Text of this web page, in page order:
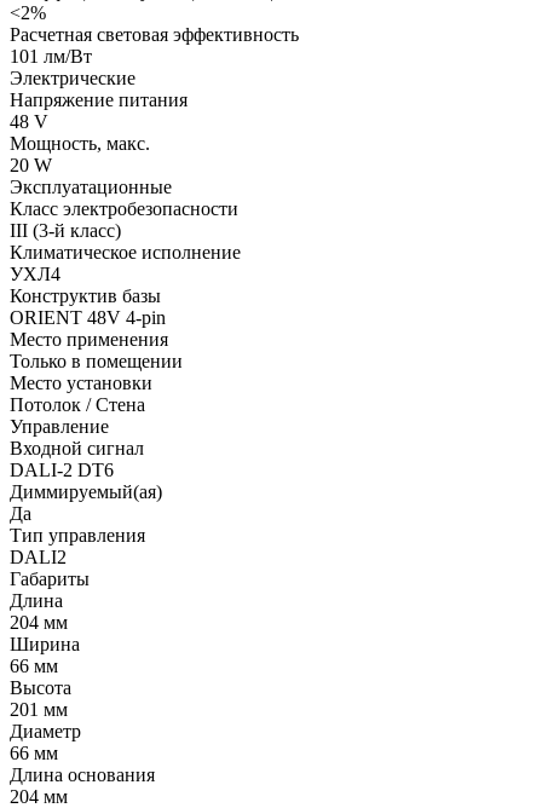
<2%
Расчетная световая эффективность
101 лм/Вт
Электрические
Напряжение питания
48 V
Мощность, макс.
20 W
Эксплуатационные
Класс электробезопасности
III (3-й класс)
Климатическое исполнение
УХЛ4
Конструктив базы
ORIENT 48V 4-pin
Место применения
Только в помещении
Место установки
Потолок / Cтена
Управление
Входной сигнал
DALI-2 DT6
Диммируемый(ая)
Да
Тип управления
DALI2
Габариты
Длина
204 мм
Ширина
66 мм
Высота
201 мм
Диаметр
66 мм
Длина основания
204 мм